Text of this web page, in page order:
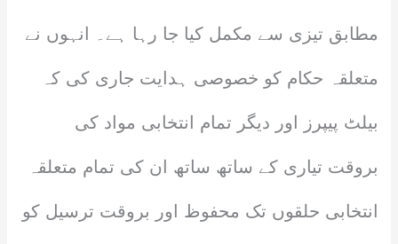
مطابق تیزی سے مکمل کیا جا رہا ہے۔ انہوں نے
متعلقہ حکام کو خصوصی ہدایت جاری کی کہ
بیلٹ پیپرز اور دیگر تمام انتخابی مواد کی
بروقت تیاری کے ساتھ ساتھ ان کی تمام متعلقہ
انتخابی حلقوں تک محفوظ اور بروقت ترسیل کو